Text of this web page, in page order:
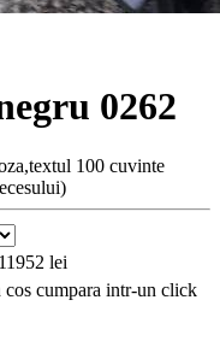
0262
100 cuvinte
11952 lei
cos cumpara intr-un click